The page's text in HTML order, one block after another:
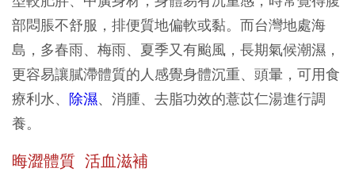
部悶脹不舒服，排便質地偏軟或黏。而台灣地處海
島，多春雨、梅雨、夏季又有颱風，長期氣候潮濕，
更容易讓膩滯體質的人感覺身體沉重、頭暈，可用食
療利水、 除濕、消腫、去脂功效的薏苡仁湯進行調
養。
晦澀體質 活血滋補